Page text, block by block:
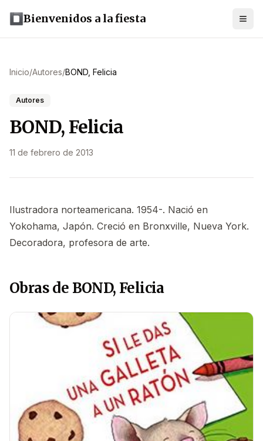
Bienvenidos a la fiesta
Inicio/Autores/BOND, Felicia
Autores
BOND, Felicia
11 de febrero de 2013
Ilustradora norteamericana. 1954-. Nació en
Yokohama, Japón. Creció en Bronxville, Nueva York.
Decoradora, profesora de arte.
Obras de BOND, Felicia